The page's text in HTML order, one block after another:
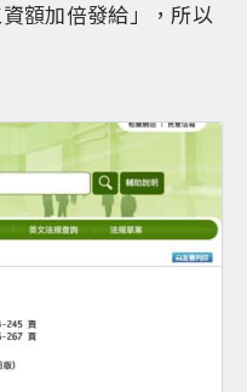
額加倍發給」，所以